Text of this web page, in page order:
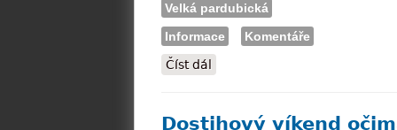
Velká pardubická
Informace
Komentáře
Číst dál
Dostihový víkend